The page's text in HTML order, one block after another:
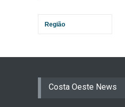
Região
Costa Oeste News